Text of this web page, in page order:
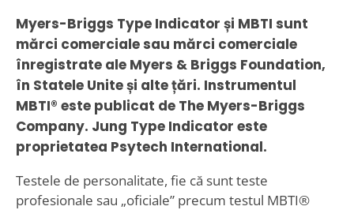
Myers-Briggs Type Indicator și MBTI sunt
mărci comerciale sau mărci comerciale
înregistrate ale Myers & Briggs Foundation,
în Statele Unite și alte țări. Instrumentul
MBTI® este publicat de The Myers-Briggs
Company. Jung Type Indicator este
proprietatea Psytech International.
Testele de personalitate, fie că sunt teste
profesionale sau „oficiale” precum testul MBTI®